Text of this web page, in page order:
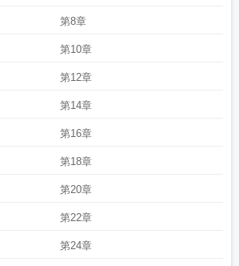
第8章
第10章
第12章
第14章
第16章
第18章
第20章
第22章
第24章